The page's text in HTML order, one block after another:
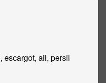
escargot, ail, persil